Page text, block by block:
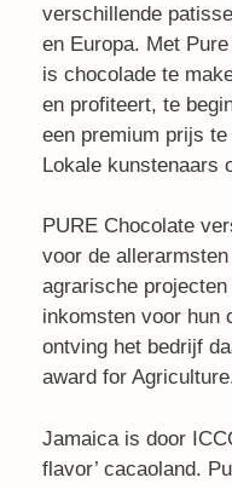
verschillende
en Europa. Met
is chocolade te
en profiteert, te
een premium prijs
Lokale kunstenaars
PURE Chocolate
voor de
agrarische
inkomsten voor hun
ontving het bedrijf
award for
Jamaica is door
flavor’ cacaoland.